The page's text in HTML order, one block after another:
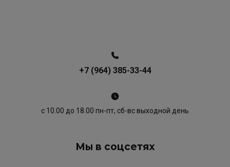
+7 (964) 385-33-44
с 10.00 до 18.00 пн-пт, сб-вс выходной день
Мы в соцсетях